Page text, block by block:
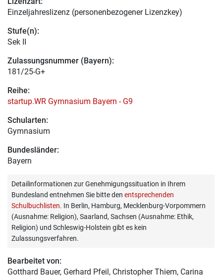
Einzeljahreslizenz (personenbezogener Lizenzkey)
Stufe(n):
Sek II
Zulassungsnummer (Bayern):
181/25-G+
Reihe:
startup.WR Gymnasium Bayern - G9
Schularten:
Gymnasium
Bundesländer:
Bayern
Detailinformationen zur Genehmigungssituation in Ihrem
Bundesland entnehmen Sie bitte den entsprechenden
Schulbuchlisten. In Berlin, Hamburg, Mecklenburg-Vorpommern
(Ausnahme: Religion), Saarland, Sachsen (Ausnahme: Ethik,
Religion) und Schleswig-Holstein gibt es kein
Zulassungsverfahren.
Bearbeitet von:
Gotthard Bauer, Gerhard Pfeil, Christopher Thiem, Carina